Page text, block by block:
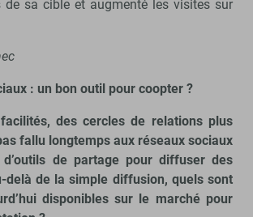
de sa cible et augmenté les visites sur
: un bon outil pour coopter ?
des cercles de relations plus
fallu longtemps aux réseaux sociaux
de partage pour diffuser des
de la simple diffusion, quels sont
disponibles sur le marché pour